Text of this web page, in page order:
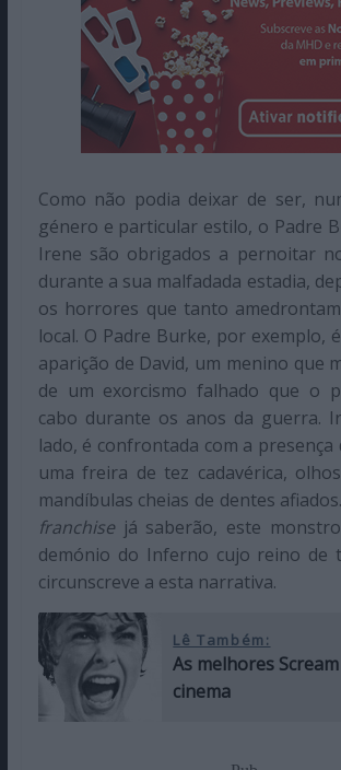
Como não podia deixar de ser,
género e particular estilo, o Padre
Irene são obrigados a pernoitar
durante a sua malfadada estadia,
os horrores que tanto
local. O Padre Burke, por exemplo,
aparição de David, um menino que
de um exorcismo falhado que o
cabo durante os anos da guerra.
lado, é confrontada com a presença
uma freira de tez cadavérica,
mandíbulas cheias de dentes
franchisejá saberão, este
demónio do Inferno cujo reino de
circunscreve a esta narrativa.
Lê Também:
As melhores
cinema